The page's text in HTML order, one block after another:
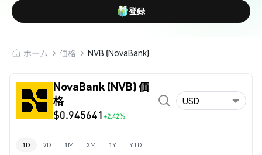
登録
ホーム 価格 NVB (NovaBank)
NovaBank (NVB) 価
格
$0.945641 +2.42%
USD
1D 7D 1M 3M 1Y YTD